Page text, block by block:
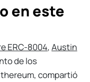
en este
ERC-8004,Austin
de los
compartió